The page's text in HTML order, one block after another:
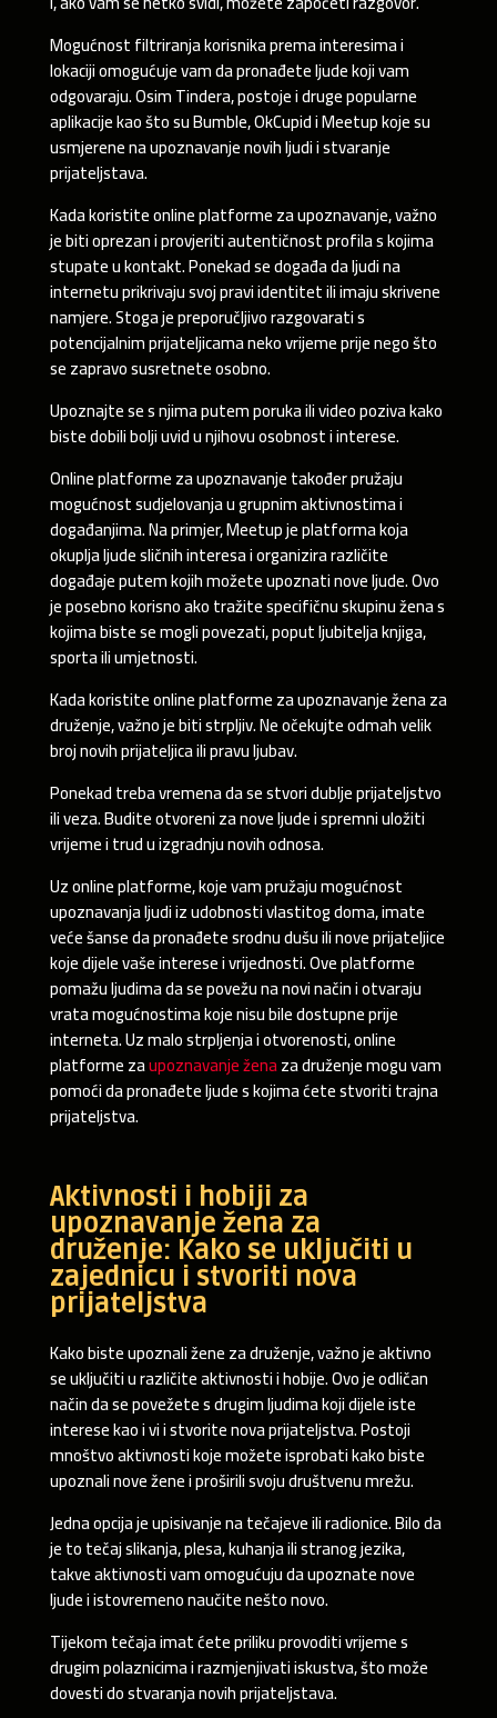
Mogućnost filtriranja korisnika prema interesima i
lokaciji omogućuje vam da pronađete ljude koji vam
odgovaraju. Osim Tindera, postoje i druge popularne
aplikacije kao što su Bumble, OkCupid i Meetup koje su
usmjerene na upoznavanje novih ljudi i stvaranje
prijateljstava.
Kada koristite online platforme za upoznavanje, važno
je biti oprezan i provjeriti autentičnost profila s kojima
stupate u kontakt. Ponekad se događa da ljudi na
internetu prikrivaju svoj pravi identitet ili imaju skrivene
namjere. Stoga je preporučljivo razgovarati s
potencijalnim prijateljicama neko vrijeme prije nego što
se zapravo susretnete osobno.
Upoznajte se s njima putem poruka ili video poziva kako
biste dobili bolji uvid u njihovu osobnost i interese.
Online platforme za upoznavanje također pružaju
mogućnost sudjelovanja u grupnim aktivnostima i
događanjima. Na primjer, Meetup je platforma koja
okuplja ljude sličnih interesa i organizira različite
događaje putem kojih možete upoznati nove ljude. Ovo
je posebno korisno ako tražite specifičnu skupinu žena s
kojima biste se mogli povezati, poput ljubitelja knjiga,
sporta ili umjetnosti.
Kada koristite online platforme za upoznavanje žena za
druženje, važno je biti strpljiv. Ne očekujte odmah velik
broj novih prijateljica ili pravu ljubav.
Ponekad treba vremena da se stvori dublje prijateljstvo
ili veza. Budite otvoreni za nove ljude i spremni uložiti
vrijeme i trud u izgradnju novih odnosa.
Uz online platforme, koje vam pružaju mogućnost
upoznavanja ljudi iz udobnosti vlastitog doma, imate
veće šanse da pronađete srodnu dušu ili nove prijateljice
koje dijele vaše interese i vrijednosti. Ove platforme
pomažu ljudima da se povežu na novi način i otvaraju
vrata mogućnostima koje nisu bile dostupne prije
interneta. Uz malo strpljenja i otvorenosti, online
platforme zaupoznavanje ženaza druženje mogu vam
pomoći da pronađete ljude s kojima ćete stvoriti trajna
prijateljstva.
Aktivnosti i hobiji za
upoznavanje žena za
druženje: Kako se uključiti u
zajednicu i stvoriti nova
prijateljstva
Kako biste upoznali žene za druženje, važno je aktivno
se uključiti u različite aktivnosti i hobije. Ovo je odličan
način da se povežete s drugim ljudima koji dijele iste
interese kao i vi i stvorite nova prijateljstva. Postoji
mnoštvo aktivnosti koje možete isprobati kako biste
upoznali nove žene i proširili svoju društvenu mrežu.
Jedna opcija je upisivanje na tečajeve ili radionice. Bilo da
je to tečaj slikanja, plesa, kuhanja ili stranog jezika,
takve aktivnosti vam omogućuju da upoznate nove
ljude i istovremeno naučite nešto novo.
Tijekom tečaja imat ćete priliku provoditi vrijeme s
drugim polaznicima i razmjenjivati iskustva, što može
dovesti do stvaranja novih prijateljstava.